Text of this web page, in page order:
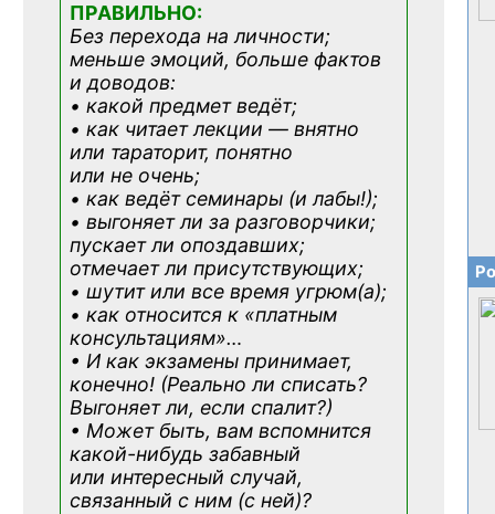
ПРАВИЛЬНО:
Без перехода на личности;
меньше эмоций, больше фактов
и доводов:
• какой предмет ведёт;
• как читает лекции — внятно
или тараторит, понятно
или не очень;
• как ведёт семинары (и лабы!);
• выгоняет ли за разговорчики;
пускает ли опоздавших;
отмечает ли присутствующих;
• шутит или все время угрюм(а);
• как относится к «платным
консультациям»…
• И как экзамены принимает,
конечно! (Реально ли списать?
Выгоняет ли, если спалит?)
• Может быть, вам вспомнится
какой-нибудь забавный
или интересный случай,
связанный с ним (с ней)?